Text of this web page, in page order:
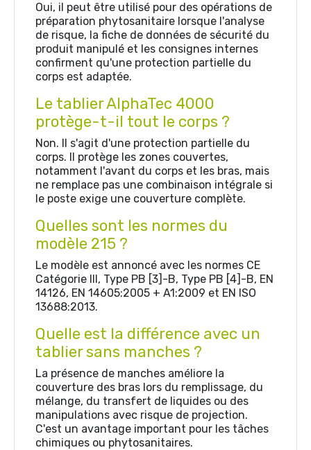
Oui, il peut être utilisé pour des opérations de
préparation phytosanitaire lorsque l'analyse
de risque, la fiche de données de sécurité du
produit manipulé et les consignes internes
confirment qu'une protection partielle du
corps est adaptée.
Le tablier AlphaTec 4000
protège-t-il tout le corps ?
Non. Il s'agit d'une protection partielle du
corps. Il protège les zones couvertes,
notamment l'avant du corps et les bras, mais
ne remplace pas une combinaison intégrale si
le poste exige une couverture complète.
Quelles sont les normes du
modèle 215 ?
Le modèle est annoncé avec les normes CE
Catégorie III, Type PB [3]-B, Type PB [4]-B, EN
14126, EN 14605:2005 + A1:2009 et EN ISO
13688:2013.
Quelle est la différence avec un
tablier sans manches ?
La présence de manches améliore la
couverture des bras lors du remplissage, du
mélange, du transfert de liquides ou des
manipulations avec risque de projection.
C'est un avantage important pour les tâches
chimiques ou phytosanitaires.